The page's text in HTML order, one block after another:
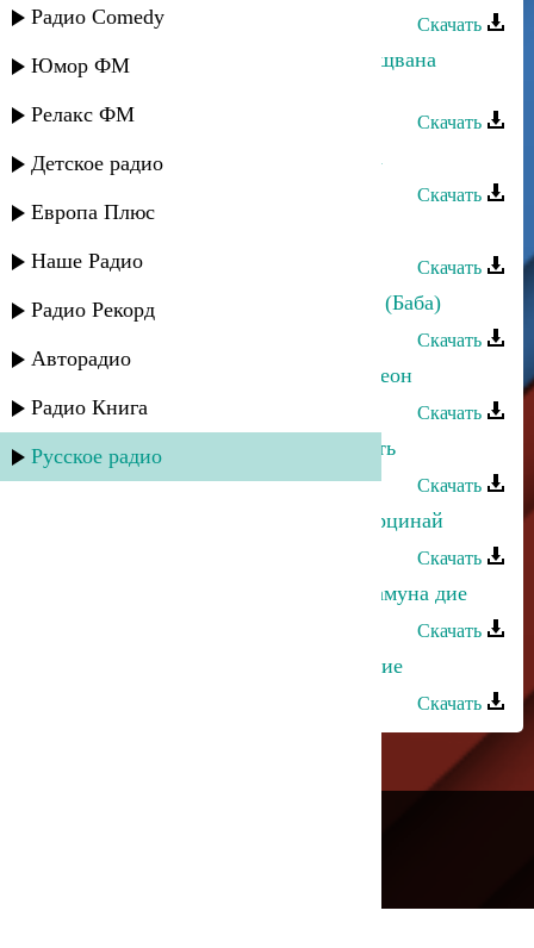
Радио Comedy
Юмор ФМ
Релакс ФМ
Детское радио
Европа Плюс
Наше Радио
Радио Рекорд
Авторадио
Радио Книга
Русское радио
Скачать
Магомедтамир Синдиков - Жакъа щвана
рокъове
Скачать
Магомедтамир Синдиков - Дружба
Скачать
Магомедтамир Синдиков - Валида
Скачать
Магомедтамир Синдиков - О маме (Баба)
Скачать
Магомедтамир Синдиков - Аккордеон
Скачать
Магомедтамир Синдиков - Старость
Скачать
Магомедтамир Синдиков - Дир берцинай
Скачать
Магомедтамир Синдиков - Эбел камуна дие
Скачать
Магомедтамир Синдиков - Свидание
Скачать